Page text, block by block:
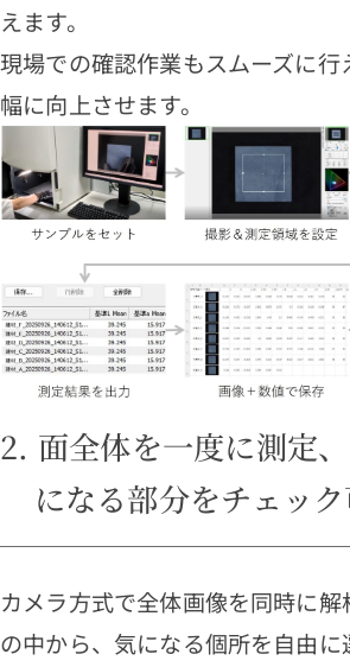
えます。
現場での確認作業もスムーズに行
幅に向上させます。
2. 面全体を一度に測定
になる部分をチェッ
カメラ方式で全体画像を同時に
の中から、気になる個所を自由に